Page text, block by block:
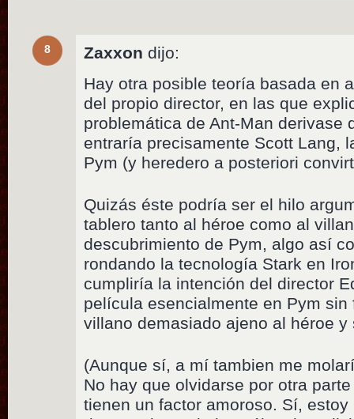
8 Zaxxon dijo:
Hay otra posible teoría basada en
del propio director, en las que
problemática de Ant-Man derivase
entraría precisamente Scott Lang,
Pym (y heredero a posteriori
Quizás éste podría ser el hilo
tablero tanto al héroe como al
descubrimiento de Pym, algo así
rondando la tecnología Stark en
cumpliría la intención del director
película esencialmente en Pym
villano demasiado ajeno al héroe
(Aunque sí, a mí tambien me
No hay que olvidarse por otra
tienen un factor amoroso. Sí,